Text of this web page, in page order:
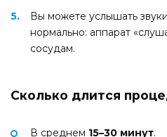
Вы можете услышать
нормально: аппарат
сосудам.
Сколько длится
В среднем 15–30 минут.